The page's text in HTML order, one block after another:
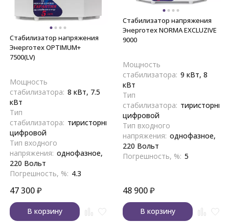
Стабилизатор напряжения
Энерготех OPTIMUM+
7500(LV)
Мощность
стабилизатора: 8 кВт, 7.5
кВт
Тип
стабилизатора: тиристорный,
цифровой
Тип входного
напряжения: однофазное,
220 Вольт
Погрешность, %: 4.3
47 300₽
В корзину
Стабилизатор напряжения
Энерготех NORMA EXCLUZIVE
9000
Мощность
стабилизатора: 9 кВт, 8
кВт
Тип
стабилизатора:
цифровой
Тип входного
напряжения: однофазное,
220 Вольт
Погрешность, %: 5
48 900₽
В корзину